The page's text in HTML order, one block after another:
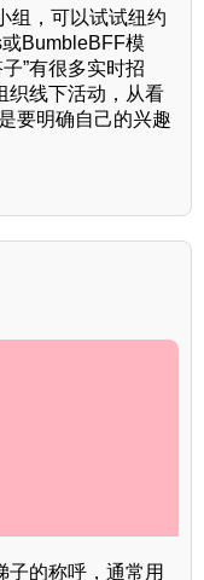
组，可以试试纽约
BumbleBFF模
”有很多实时招
织线下活动，从看
要明确自己的兴趣
子的称呼，通常用